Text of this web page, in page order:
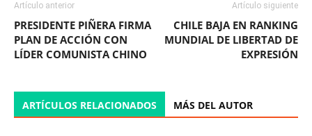
Artículo anterior
PRESIDENTE PIÑERA FIRMA
PLAN DE ACCIÓN CON
LÍDER COMUNISTA CHINO
Artículo siguiente
CHILE BAJA EN RANKING
MUNDIAL DE LIBERTAD DE
EXPRESIÓN
ARTÍCULOS RELACIONADOS MÁS DEL AUTOR